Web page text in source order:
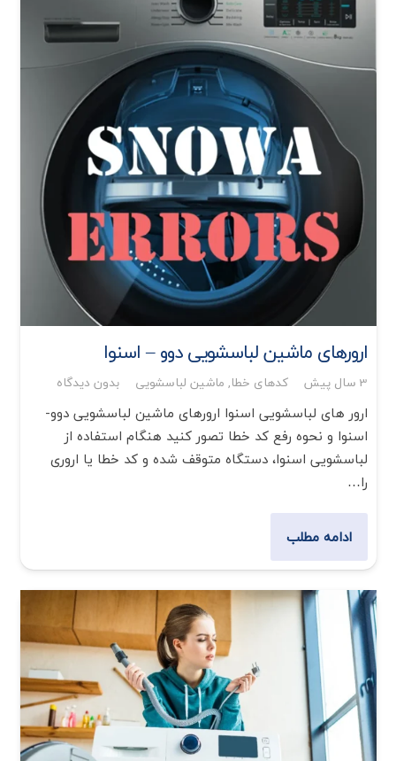
ارورهای ماشین لباسشویی دوو – اسنوا
3 سال پیش کدهای خطا, ماشین لباسشویی بدون دیدگاه
ارور های لباسشویی اسنوا ارورهای ماشین لباسشویی دوو-
اسنوا و نحوه رفع کد خطا تصور کنید هنگام استفاده از
لباسشویی اسنوا، دستگاه متوقف شده و کد خطا یا اروری
را…
ادامه مطلب